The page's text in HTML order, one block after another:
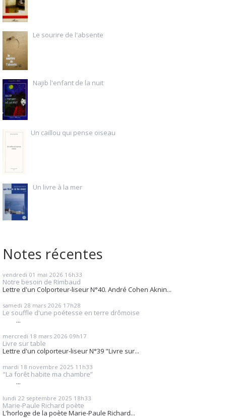
Le sourire de l'absente
Najib l'enfant de la nuit
Un caillou qui pense oiseau
Un livre à la mer
Notes récentes
vendredi 01 mai 2026 16h33
Notre besoin de Rimbaud
Lettre d'un Colporteur-liseur N°40. André Cohen Aknin...
samedi 28 mars 2026 17h28
Le souffle d'une poétesse en terre drômoise
...
mercredi 18 mars 2026 09h17
Livre sur table
Lettre d'un colporteur-liseur N°39 "Livre sur...
mardi 18 novembre 2025 11h33
"La forêt habite ma chambre”
...
lundi 22 septembre 2025 18h33
Marie-Paule Richard poète
L'horloge de la poète Marie-Paule Richard...